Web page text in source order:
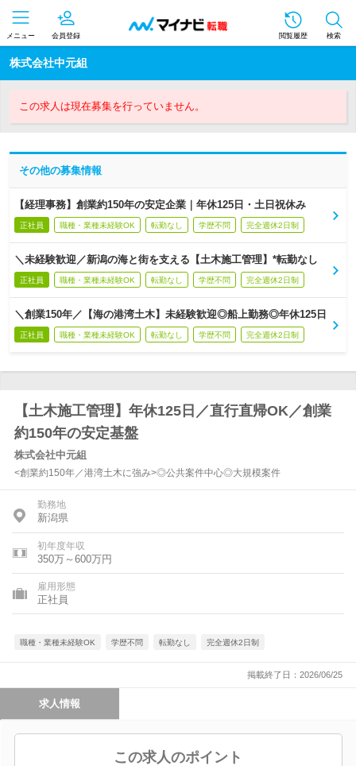
メニュー 会員登録 閲覧履歴 検索
株式会社中元組
この求人は現在募集を行っていません。
その他の募集情報
【経理事務】創業約150年の安定企業｜年休125日・土日祝休み
正社員 職種・業種未経験OK 転勤なし 学歴不問 完全週休2日制
＼未経験歓迎／新潟の海と街を支える【土木施工管理】*転勤なし
正社員 職種・業種未経験OK 転勤なし 学歴不問 完全週休2日制
＼創業150年／【海の港湾土木】未経験歓迎◎船上勤務◎年休125日
正社員 職種・業種未経験OK 転勤なし 学歴不問 完全週休2日制
【土木施工管理】年休125日／直行直帰OK／創業
約150年の安定基盤
株式会社中元組
<創業約150年／港湾土木に強み>◎公共案件中心◎大規模案件
勤務地
新潟県
初年度年収
350万～600万円
雇用形態
正社員
職種・業種未経験OK 学歴不問 転勤なし 完全週休2日制
掲載終了日：2026/06/25
求人情報
この求人のポイント